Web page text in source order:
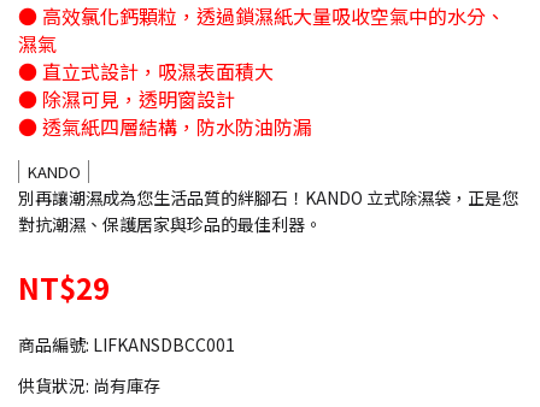
● 高效氯化鈣顆粒，透過鎖濕紙大量吸收空氣中的水分、
濕氣
● 直立式設計，吸濕表面積大
● 除濕可見，透明窗設計
● 透氣紙四層結構，防水防油防漏
KANDO
別再讓潮濕成為您生活品質的絆腳石！KANDO 立式除濕袋，正是您
對抗潮濕、保護居家與珍品的最佳利器。
NT$29
商品編號: LIFKANSDBCC001
供貨狀況: 尚有庫存